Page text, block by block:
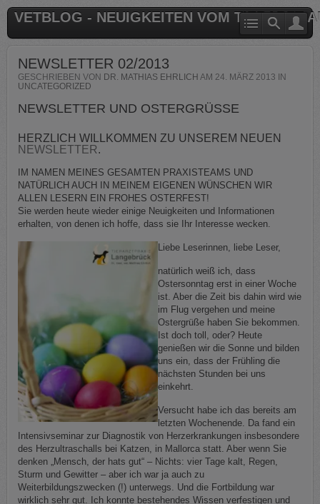
VETBLOG - NEUIGKEITEN VOM TIERARZT
NEWSLETTER 02/2013
GESCHRIEBEN VON DR. MATHIAS EHRLICH AM 24. MÄRZ 2013 IN
UNCATEGORIZED
NEWSLETTER UND OSTERGRÜSSE
HERZLICH WILLKOMMEN ZU UNSEREM NEUEN
NEWSLETTER.
IM NAMEN MEINES GESAMTEN PRAXISTEAMS UND
NATÜRLICH AUCH IN MEINEM EIGENEN WÜNSCHEN WIR
ALLEN LESERN EIN FROHES OSTERFEST!
Sie werden heute wieder einige Neuigkeiten und Informationen
erhalten, von denen ich hoffe, dass sie Ihr Interesse wecken.
Liebe Leserinnen, liebe Leser,
natürlich weiß ich, dass
Ostersonntag erst in einer Woche
ist. Aber die Zeit bis dahin wird wie
im Flug vergehen und meine
Ostergrüße haben Sie bekommen.
Ist doch toll, oder? Heute
genießen wir die Sonne und bilden
uns ein, dass der Frühling die
nächsten Stunden bei uns
einkehrt.
Versucht habe ich das bereits am
letzten Wochenende. Da fand ein
Intensivseminar zur Diagnostik von Herzerkrankungen insbesondere
des Herzultraschalls bei Katzen, in Mallorca statt. Aber wenn Sie
denken „Mensch, der hats gut“ – Nichts: vier Tage kalt, Regen,
Sturm und Gewitter – aber ich war ja auch zu
Weiterbildungszwecken (!) unterwegs. Und die Fortbildung war
wirklich sehr gut. Ich konnte bestehendes Wissen verfestigen und